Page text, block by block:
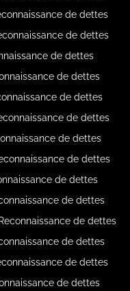
de dettes
de dettes
de dettes
de dettes
de dettes
de dettes
de dettes
de dettes
de dettes
de dettes
de dettes
de dettes
de dettes
de dettes